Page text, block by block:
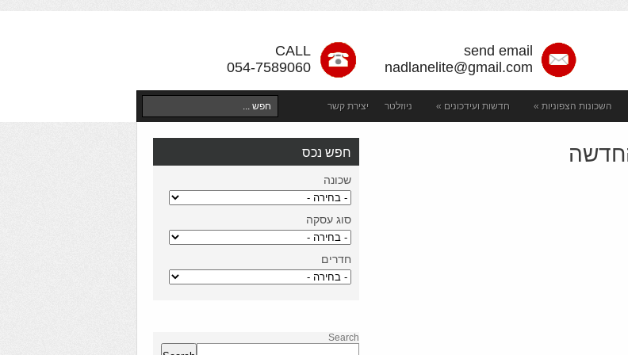
CALL
054-7589060
send email
nadlanelite@gmail.com
השכונות הצפוניות » חדשות ועידכונים » ניוזלטר יצירת קשר
חפש נכס
שכונה
סוג עסקה
חדרים
Search